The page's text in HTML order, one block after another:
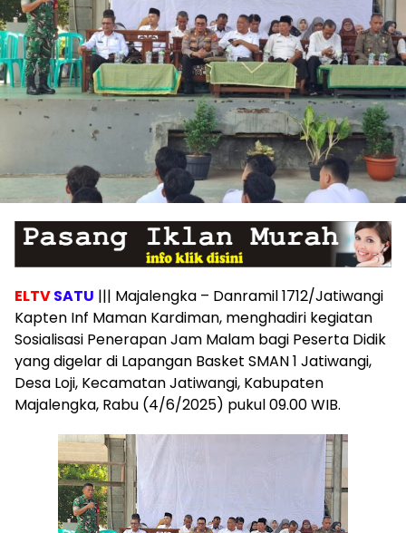
ELTVSATU ||| Majalengka – Danramil 1712/Jatiwangi
Kapten Inf Maman Kardiman, menghadiri kegiatan
Sosialisasi Penerapan Jam Malam bagi Peserta Didik
yang digelar di Lapangan Basket SMAN 1 Jatiwangi,
Desa Loji, Kecamatan Jatiwangi, Kabupaten
Majalengka, Rabu (4/6/2025) pukul 09.00 WIB.